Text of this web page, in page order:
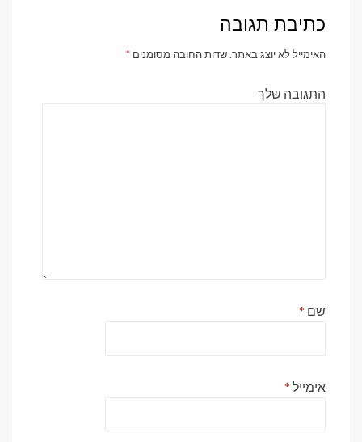
כתיבת תגובה
האימייל לא יוצג באתר.שדות החובה מסומנים *
התגובה שלך
שם *
אימייל *